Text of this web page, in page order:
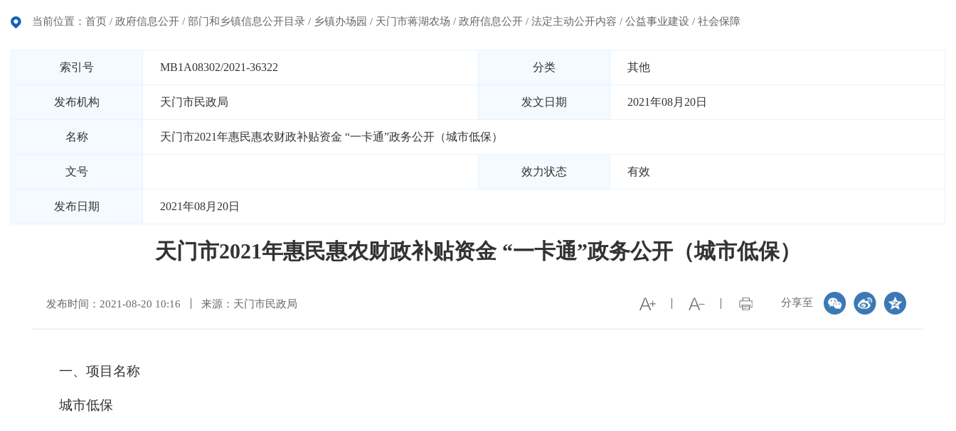
当前位置： 首页 / 政府信息公开 / 部门和乡镇信息公开目录 / 乡镇办场园 / 天门市蒋湖农场 / 政府信息公开 / 法定主动公开内容 / 公益事业建设 / 社会保障
索引号 MB1A08302/2021-36322 分类 其他
发布机构 天门市民政局 发文日期 2021年08月20日
名称 天门市2021年惠民惠农财政补贴资金 “一卡通”政务公开（城市低保）
文号 效力状态 有效
发布日期 2021年08月20日
天门市2021年惠民惠农财政补贴资金 “一卡通”政务公开（城市低保）
分享至
发布时间：2021-08-20 10:16 来源：天门市民政局
一、 项目名称
城市低保